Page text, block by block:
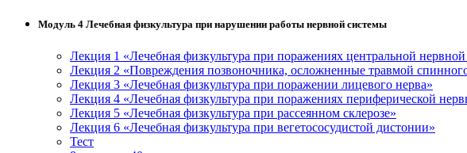
Модуль 4 Лечебная физкультура при нарушении работы нервной системы
Лекция 1 «Лечебная физкультура при поражениях центральной
Лекция 2 «Повреждения позвоночника, осложненные травмой
Лекция 3 «Лечебная физкультура при поражении лицевого нерва»
Лекция 4 «Лечебная физкультура при поражениях периферической
Лекция 5 «Лечебная физкультура при рассеянном склерозе»
Лекция 6 «Лечебная физкультура при вегетососудистой дистонии»
Тест